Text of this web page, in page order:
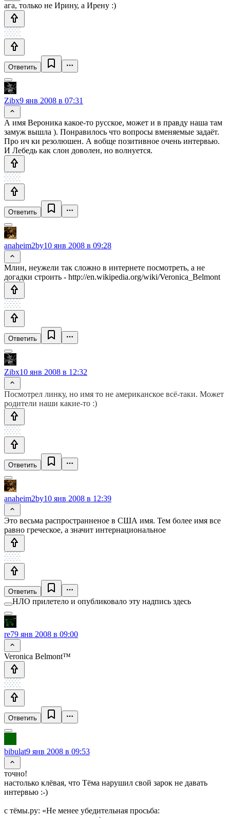
ага, только не Ирину, а Ирену :)
Ответить
Zibx9 янв 2008 в 07:31
А имя Вероника какое-то русское, может и в правду наша там
замуж вышла ). Понравилось что вопросы вменяемые задаёт.
Про ич ки резолюшен. А вобще позитивное очень интервью.
И Лебедь как слон доволен, но волнуется.
Ответить
anaheim2by10 янв 2008 в 09:28
Млин, неужели так сложно в интернете посмотреть, а не
догадки строить - http://en.wikipedia.org/wiki/Veronica_Belmont
Ответить
Zibx10 янв 2008 в 12:32
Посмотрел линку, но имя то не американское всё-таки. Может
родители наши какие-то :)
Ответить
anaheim2by10 янв 2008 в 12:39
Это весьма распространненое в США имя. Тем более имя все
равно греческое, а значит интернациональное
Ответить
НЛО прилетело и опубликовало эту надпись здесь
re79 янв 2008 в 09:00
Veronica Belmont™
Ответить
bibulat9 янв 2008 в 09:53
точно!
настолько клёвая, что Тёма нарушил свой зарок не давать
интервью :-)
с тёмы.ру: «Не менее убедительная просьба: